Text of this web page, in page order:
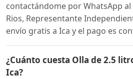
contactándome por WhatsApp al
Rios, Representante
envío gratis a Ica y el pago es
¿Cuánto cuesta Olla de 2.5
Ica?